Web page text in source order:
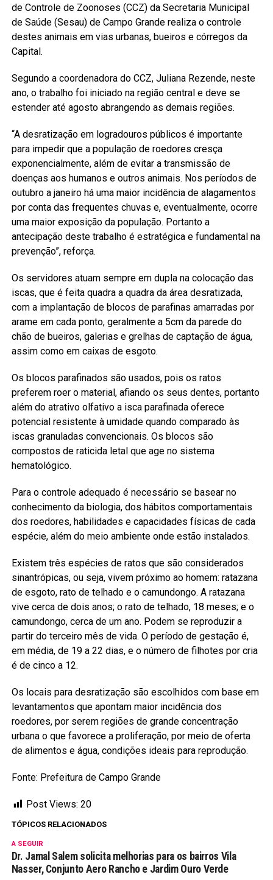
de Controle de Zoonoses (CCZ) da Secretaria Municipal
de Saúde (Sesau) de Campo Grande realiza o controle
destes animais em vias urbanas, bueiros e córregos da
Capital.
Segundo a coordenadora do CCZ, Juliana Rezende, neste
ano, o trabalho foi iniciado na região central e deve se
estender até agosto abrangendo as demais regiões.
“A desratização em logradouros públicos é importante
para impedir que a população de roedores cresça
exponencialmente, além de evitar a transmissão de
doenças aos humanos e outros animais. Nos períodos de
outubro a janeiro há uma maior incidência de alagamentos
por conta das frequentes chuvas e, eventualmente, ocorre
uma maior exposição da população. Portanto a
antecipação deste trabalho é estratégica e fundamental na
prevenção”, reforça.
Os servidores atuam sempre em dupla na colocação das
iscas, que é feita quadra a quadra da área desratizada,
com a implantação de blocos de parafinas amarradas por
arame em cada ponto, geralmente a 5cm da parede do
chão de bueiros, galerias e grelhas de captação de água,
assim como em caixas de esgoto.
Os blocos parafinados são usados, pois os ratos
preferem roer o material, afiando os seus dentes, portanto
além do atrativo olfativo a isca parafinada oferece
potencial resistente à umidade quando comparado às
iscas granuladas convencionais. Os blocos são
compostos de raticida letal que age no sistema
hematológico.
Para o controle adequado é necessário se basear no
conhecimento da biologia, dos hábitos comportamentais
dos roedores, habilidades e capacidades físicas de cada
espécie, além do meio ambiente onde estão instalados.
Existem três espécies de ratos que são considerados
sinantrópicas, ou seja, vivem próximo ao homem: ratazana
de esgoto, rato de telhado e o camundongo. A ratazana
vive cerca de dois anos; o rato de telhado, 18 meses; e o
camundongo, cerca de um ano. Podem se reproduzir a
partir do terceiro mês de vida. O período de gestação é,
em média, de 19 a 22 dias, e o número de filhotes por cria
é de cinco a 12.
Os locais para desratização são escolhidos com base em
levantamentos que apontam maior incidência dos
roedores, por serem regiões de grande concentração
urbana o que favorece a proliferação, por meio de oferta
de alimentos e água, condições ideais para reprodução.
Fonte: Prefeitura de Campo Grande
Post Views: 20
TÓPICOS RELACIONADOS
A SEGUIR
Dr. Jamal Salem solicita melhorias para os bairros Vila
Nasser, Conjunto Aero Rancho e Jardim Ouro Verde